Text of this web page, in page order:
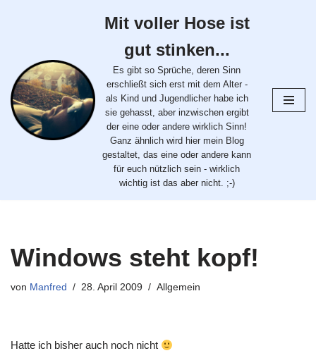
springen
Mit voller Hose ist
gut stinken...
Es gibt so Sprüche, deren Sinn
erschließt sich erst mit dem Alter -
als Kind und Jugendlicher habe ich
sie gehasst, aber inzwischen ergibt
der eine oder andere wirklich Sinn!
Ganz ähnlich wird hier mein Blog
gestaltet, das eine oder andere kann
für euch nützlich sein - wirklich
wichtig ist das aber nicht. ;-)
Windows steht kopf!
von Manfred 28. April 2009 Allgemein
Hatte ich bisher auch noch nicht